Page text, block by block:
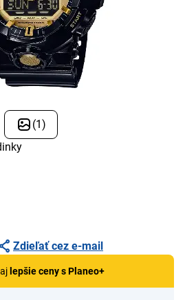
(1)
Zdieľať cez e-mail
lepšie ceny s Planeo+